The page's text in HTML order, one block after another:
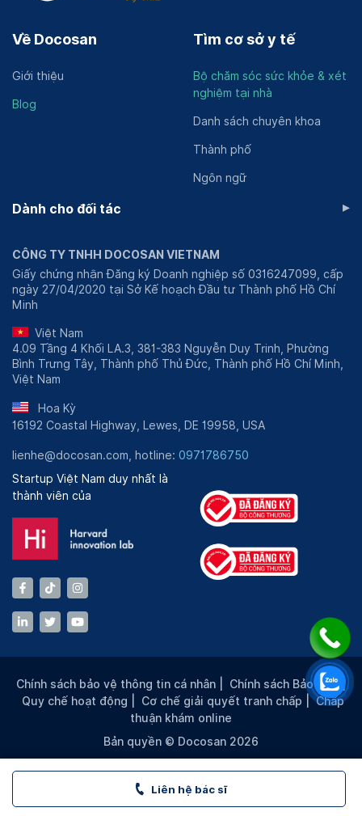
Liên hệ bác sĩ
Về Docosan
Giới thiệu
Blog
Tìm cơ sở y tế
Bộ chăm sóc sức khỏe & xét
nghiệm tại nhà
Danh sách chuyên khoa
Thành phố
Ngôn ngữ
Dành cho đối tác ▸
CÔNG TY TNHH DOCOSAN VIETNAM
Giấy chứng nhận Đăng ký Doanh nghiệp số 0316247099, cấp
ngày 27/04/2020 tại Sở Kế hoạch Đầu tư Thành phố Hồ Chí
Minh
Việt Nam
4.09 Tầng 4 Khối LA.3, 381-383 Nguyễn Duy Trinh, Phường
Bình Trưng Tây, Thành phố Thủ Đức, Thành phố Hồ Chí Minh,
Việt Nam
Hoa Kỳ
16192 Coastal Highway, Lewes, DE 19958, USA
lienhe@docosan.com, hotline: 0971786750
Startup Việt Nam duy nhất là
thành viên của
Chính sách bảo vệ thông tin cá nhân Chính sách Bảo mật |
Quy chế hoạt động
Cơ chế giải quyết tranh chấp |Chấp
thuận khám online
Bản quyền © Docosan 2026